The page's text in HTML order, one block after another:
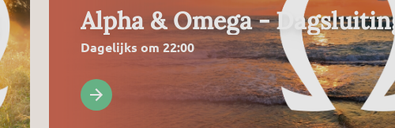
Alpha & Omega - Dagsluiting
Dagelijks om 22:00